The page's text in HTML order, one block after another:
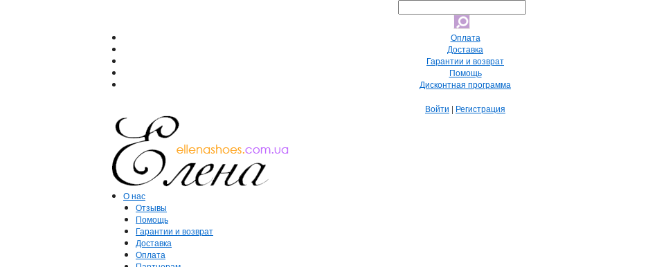
Оплата
Доставка
Гарантии и возврат
Помощь
Дисконтная программа
Войти | Регистрация
О нас
Отзывы
Помощь
Гарантии и возврат
Доставка
Оплата